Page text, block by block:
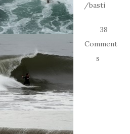
/basti
38
Comment
s